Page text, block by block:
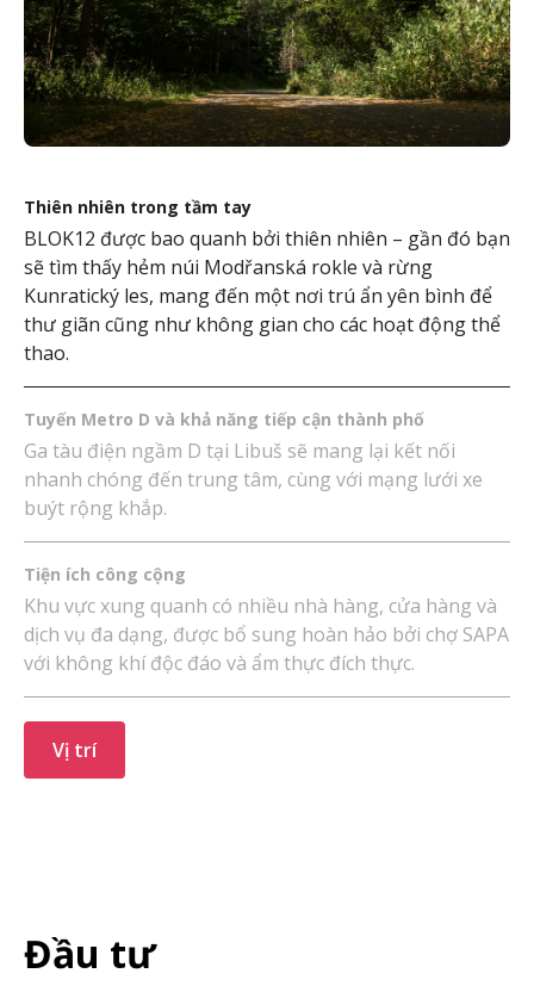
Thiên nhiên trong tầm tay
BLOK12 được bao quanh bởi thiên nhiên – gần đó bạn
sẽ tìm thấy hẻm núi Modřanská rokle và rừng
Kunratický les, mang đến một nơi trú ẩn yên bình để
thư giãn cũng như không gian cho các hoạt động thể
thao.
Tuyến Metro D và khả năng tiếp cận thành phố
Ga tàu điện ngầm D tại Libuš sẽ mang lại kết nối
nhanh chóng đến trung tâm, cùng với mạng lưới xe
buýt rộng khắp.
Tiện ích công cộng
Khu vực xung quanh có nhiều nhà hàng, cửa hàng và
dịch vụ đa dạng, được bổ sung hoàn hảo bởi chợ SAPA
với không khí độc đáo và ẩm thực đích thực.
Vị trí
Đầu tư